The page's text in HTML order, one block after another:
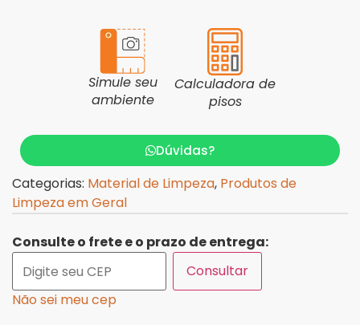
Simule seu
ambiente
Calculadora de
pisos
Dúvidas?
Categorias: Material de Limpeza, Produtos de
Limpeza em Geral
Consulte o frete e o prazo de entrega:
Consultar
Não sei meu cep